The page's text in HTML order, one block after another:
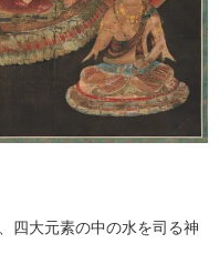
四大元素の中の水を司る神